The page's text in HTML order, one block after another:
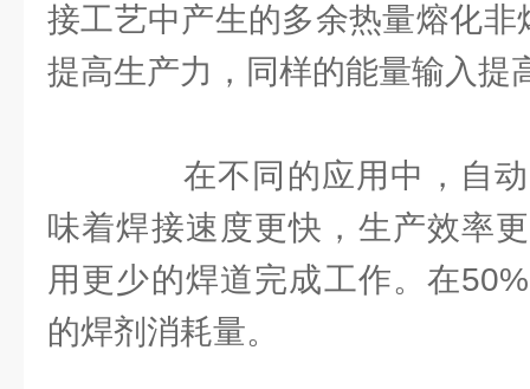
接工艺中产生的多余热量熔化
提高生产力，同样的能量输入提
在不同的应用中，自动
味着焊接速度更快，生产效率
用更少的焊道完成工作。在
的焊剂消耗量。